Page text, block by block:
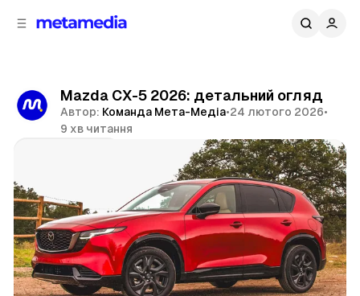
Mazda CX-5 2026: детальний огляд
Автор: Команда Мета-Медіа•24 лютого 2026•
9 хв читання